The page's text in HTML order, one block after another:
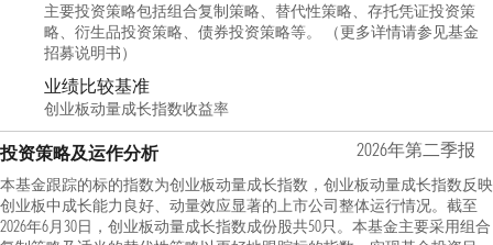
主要投资策略包括组合复制策略、替代性策略、存托凭证投资策
略、衍生品投资策略、债券投资策略等。 （更多详情请参见基金
招募说明书）
业绩比较基准
创业板动量成长指数收益率
投资策略及运作分析 2026年第二季报
本基金跟踪的标的指数为创业板动量成长指数，创业板动量成长指数反映
创业板中成长能力良好、动量效应显著的上市公司整体运行情况。截至
2026年6月30日，创业板动量成长指数成份股共50只。本基金主要采用组合